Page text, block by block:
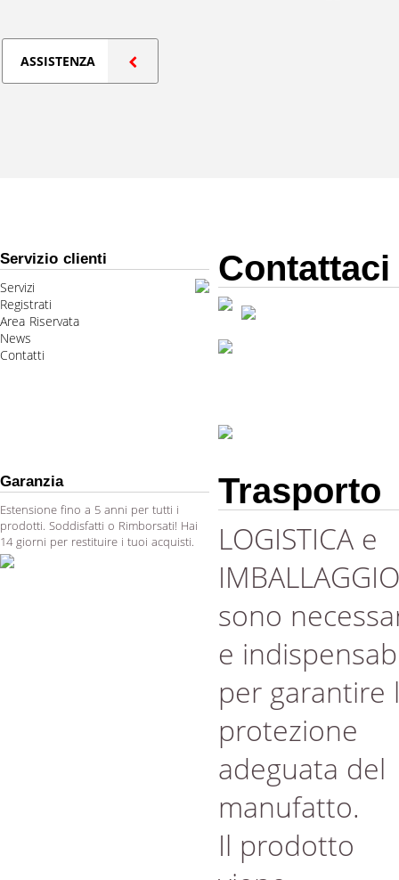
ASSISTENZA
Servizio clienti
Servizi
Registrati
Area Riservata
News
Contatti
Contattaci
Garanzia
Estensione fino a 5 anni per tutti i
prodotti. Soddisfatti o Rimborsati! Hai
14 giorni per restituire i tuoi acquisti.
Trasporto
LOGISTICA e
IMBALLAGGIO
sono
e
per garantire
protezione
adeguata del
manufatto.
Il prodotto